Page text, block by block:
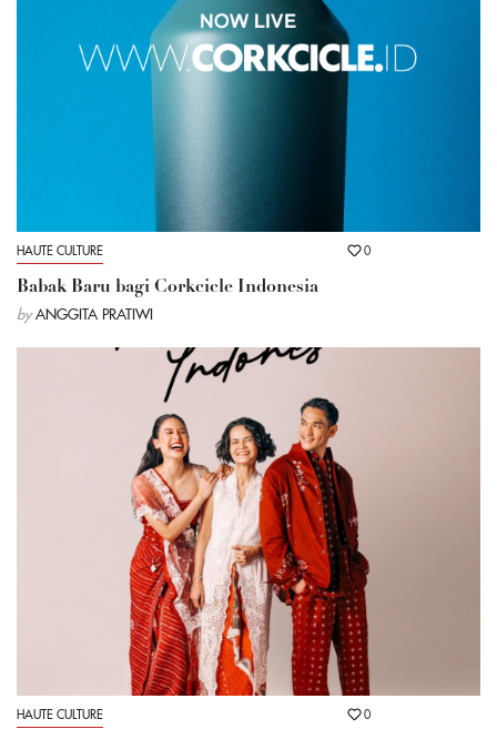
HAUTE CULTURE 0
Babak Baru bagi Corkcicle Indonesia
by ANGGITA PRATIWI
HAUTE CULTURE 0